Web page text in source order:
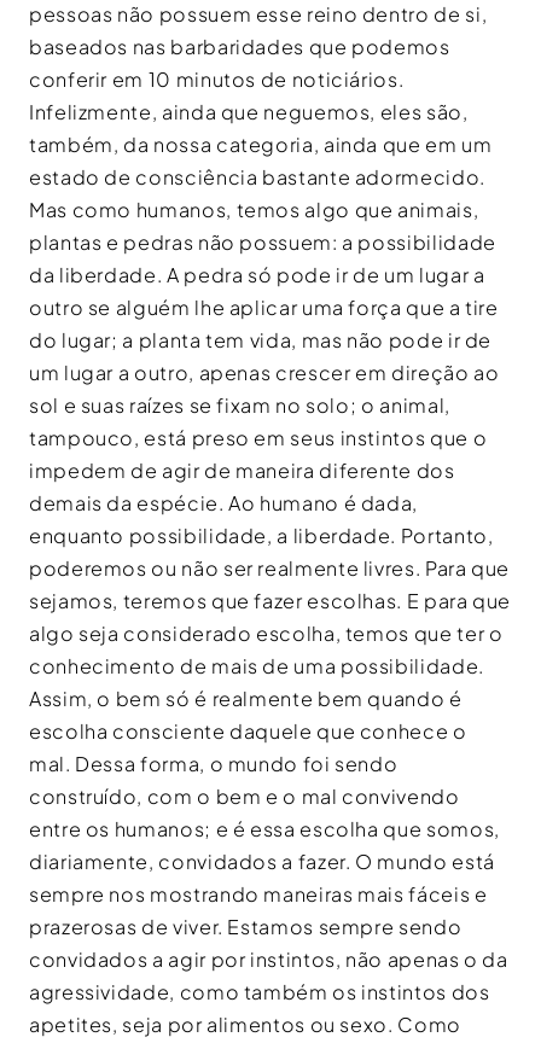
pessoas não possuem esse reino dentro de si,
baseados nas barbaridades que podemos
conferir em 10 minutos de noticiários.
Infelizmente, ainda que neguemos, eles são,
também, da nossa categoria, ainda que em um
estado de consciência bastante adormecido.
Mas como humanos, temos algo que animais,
plantas e pedras não possuem: a possibilidade
da liberdade. A pedra só pode ir de um lugar a
outro se alguém lhe aplicar uma força que a tire
do lugar; a planta tem vida, mas não pode ir de
um lugar a outro, apenas crescer em direção ao
sol e suas raízes se fixam no solo; o animal,
tampouco, está preso em seus instintos que o
impedem de agir de maneira diferente dos
demais da espécie. Ao humano é dada,
enquanto possibilidade, a liberdade. Portanto,
poderemos ou não ser realmente livres. Para que
sejamos, teremos que fazer escolhas. E para que
algo seja considerado escolha, temos que ter o
conhecimento de mais de uma possibilidade.
Assim, o bem só é realmente bem quando é
escolha consciente daquele que conhece o
mal. Dessa forma, o mundo foi sendo
construído, com o bem e o mal convivendo
entre os humanos; e é essa escolha que somos,
diariamente, convidados a fazer. O mundo está
sempre nos mostrando maneiras mais fáceis e
prazerosas de viver. Estamos sempre sendo
convidados a agir por instintos, não apenas o da
agressividade, como também os instintos dos
apetites, seja por alimentos ou sexo. Como